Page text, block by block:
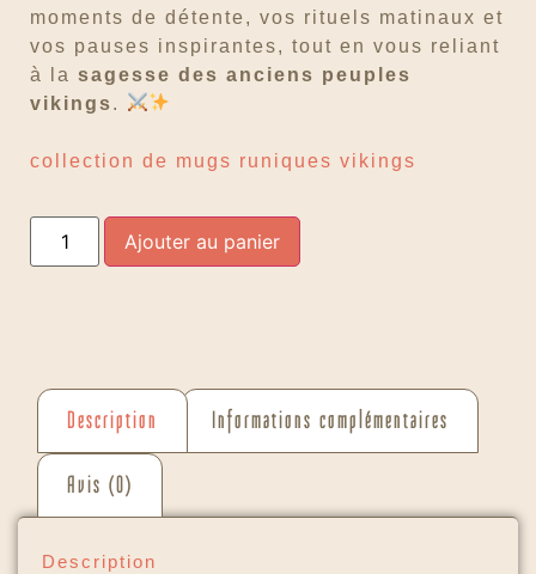
moments de détente, vos rituels matinaux et
vos pauses inspirantes, tout en vous reliant
à la sagesse des anciens peuples
vikings.
collection de mugs runiques vikings
Ajouter au panier
Description Informations complémentaires
Avis (0)
Description